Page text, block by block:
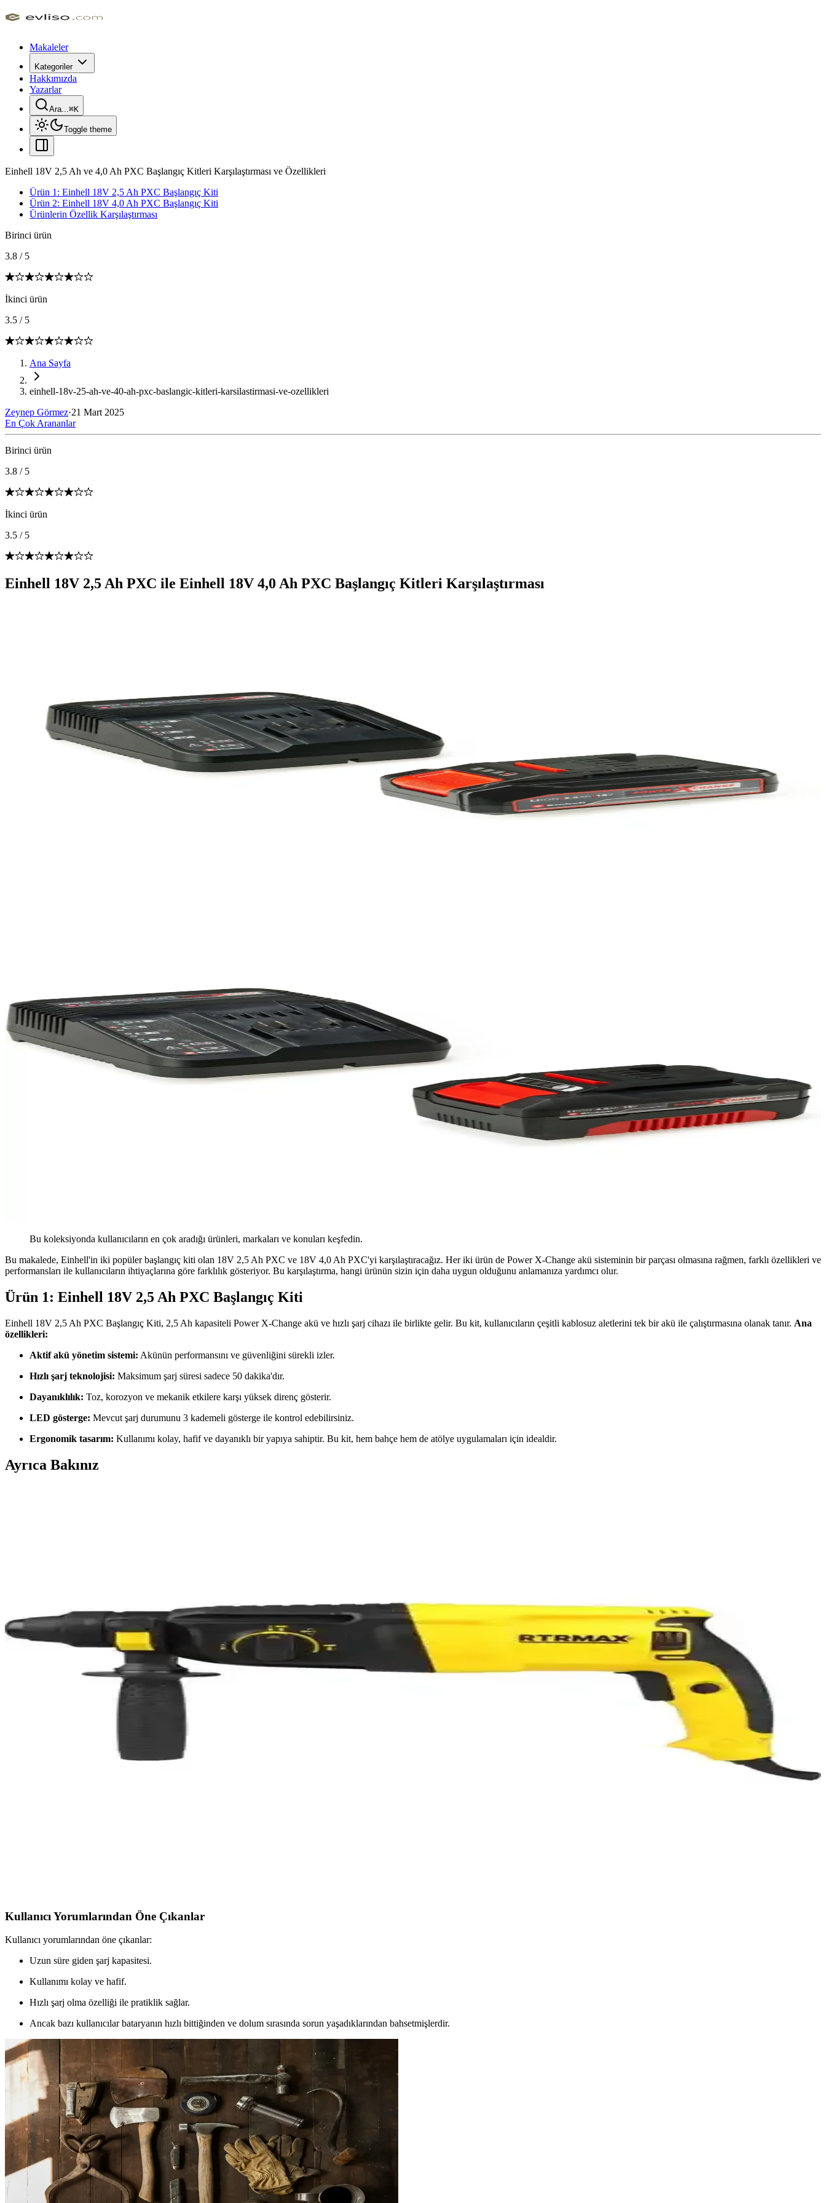
Makaleler
Kategoriler
Hakkımızda
Yazarlar
Ara...⌘K
Toggle theme
Einhell 18V 2,5 Ah ve 4,0 Ah PXC Başlangıç Kitleri Karşılaştırması ve Özellikleri
Ürün 1: Einhell 18V 2,5 Ah PXC Başlangıç Kiti
Ürün 2: Einhell 18V 4,0 Ah PXC Başlangıç Kiti
Ürünlerin Özellik Karşılaştırması
Birinci ürün
3.8 / 5
İkinci ürün
3.5 / 5
Ana Sayfa
einhell-18v-25-ah-ve-40-ah-pxc-baslangic-kitleri-karsilastirmasi-ve-ozellikleri
Zeynep Görmez·21 Mart 2025
En Çok Arananlar
Birinci ürün
3.8 / 5
İkinci ürün
3.5 / 5
Einhell 18V 2,5 Ah PXC ile Einhell 18V 4,0 Ah PXC Başlangıç Kitleri Karşılaştırması
Bu koleksiyonda kullanıcıların en çok aradığı ürünleri, markaları ve konuları keşfedin.
Bu makalede, Einhell'in iki popüler başlangıç kiti olan 18V 2,5 Ah PXC ve 18V 4,0 Ah PXC'yi karşılaştıracağız. Her iki ürün de Power X-Change akü sisteminin bir parçası olmasına rağmen, farklı özellikleri ve
performansları ile kullanıcıların ihtiyaçlarına göre farklılık gösteriyor. Bu karşılaştırma, hangi ürünün sizin için daha uygun olduğunu anlamanıza yardımcı olur.
Ürün 1: Einhell 18V 2,5 Ah PXC Başlangıç Kiti
Einhell 18V 2,5 Ah PXC Başlangıç Kiti, 2,5 Ah kapasiteli Power X-Change akü ve hızlı şarj cihazı ile birlikte gelir. Bu kit, kullanıcıların çeşitli kablosuz aletlerini tek bir akü ile çalıştırmasına olanak tanır. Ana
özellikleri:
Aktif akü yönetim sistemi: Akünün performansını ve güvenliğini sürekli izler.
Hızlı şarj teknolojisi: Maksimum şarj süresi sadece 50 dakika'dır.
Dayanıklılık: Toz, korozyon ve mekanik etkilere karşı yüksek direnç gösterir.
LED gösterge: Mevcut şarj durumunu 3 kademeli gösterge ile kontrol edebilirsiniz.
Ergonomik tasarım: Kullanımı kolay, hafif ve dayanıklı bir yapıya sahiptir. Bu kit, hem bahçe hem de atölye uygulamaları için idealdir.
Ayrıca Bakınız
Bosch 18V 6,0 Ah akü, yüksek kapasitesi ve uyumluluğu ile elektrikli el aletlerinde uzun süreli kullanım sağlar. Dayanıklı ve ergonomik tasarımıyla temizlik ve bakım gibi alanlarda kullanıcı memnuniyetini
artırır.
ROBO Şarjlı Çim Biçme Makinesi Tırpan 88V Bahçe Bakımında Güçlü ve Pratik Çözüm
ROBO 88V şarjlı çim biçme makinesi, hafifliği ve çok yönlü kullanımıyla bahçe bakımını kolaylaştırır. Uzun ömürlü bataryası ve ayarlanabilir özellikleriyle küçük ve orta ölçekli alanlar için ideal bir bahçe
Ev projelerinde doğru alet seçimi iş kalitesini artırır. Kablosuz matkap, osilatör, testere çeşitleri ve ölçüm ekipmanları gibi temel araçlar, güvenlik ekipmanlarıyla desteklenerek verimli sonuçlar sağlar.
Proware Li-Ion Çift Akülü Vidalama Seti: Güç ve Dayanıklılık Sunan Profesyonel El Aleti
Kullanıcı Yorumlarından Öne Çıkanlar
Kullanıcı yorumlarından öne çıkanlar:
Uzun süre giden şarj kapasitesi.
Kullanımı kolay ve hafif.
Hızlı şarj olma özelliği ile pratiklik sağlar.
Ancak bazı kullanıcılar bataryanın hızlı bittiğinden ve dolum sırasında sorun yaşadıklarından bahsetmişlerdir.